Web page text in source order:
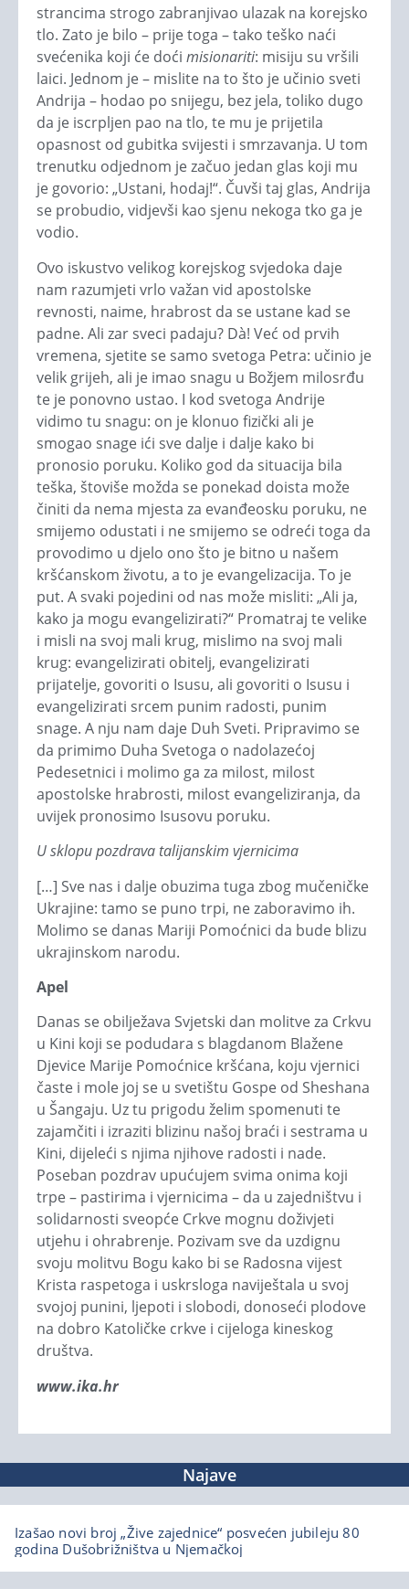
strancima strogo zabranjivao ulazak na korejsko
tlo. Zato je bilo – prije toga – tako teško naći
svećenika koji će doći misionariti: misiju su vršili
laici. Jednom je – mislite na to što je učinio sveti
Andrija – hodao po snijegu, bez jela, toliko dugo
da je iscrpljen pao na tlo, te mu je prijetila
opasnost od gubitka svijesti i smrzavanja. U tom
trenutku odjednom je začuo jedan glas koji mu
je govorio: „Ustani, hodaj!“. Čuvši taj glas, Andrija
se probudio, vidjevši kao sjenu nekoga tko ga je
vodio.
Ovo iskustvo velikog korejskog svjedoka daje
nam razumjeti vrlo važan vid apostolske
revnosti, naime, hrabrost da se ustane kad se
padne. Ali zar sveci padaju? Dà! Već od prvih
vremena, sjetite se samo svetoga Petra: učinio je
velik grijeh, ali je imao snagu u Božjem milosrđu
te je ponovno ustao. I kod svetoga Andrije
vidimo tu snagu: on je klonuo fizički ali je
smogao snage ići sve dalje i dalje kako bi
pronosio poruku. Koliko god da situacija bila
teška, štoviše možda se ponekad doista može
činiti da nema mjesta za evanđeosku poruku, ne
smijemo odustati i ne smijemo se odreći toga da
provodimo u djelo ono što je bitno u našem
kršćanskom životu, a to je evangelizacija. To je
put. A svaki pojedini od nas može misliti: „Ali ja,
kako ja mogu evangelizirati?“ Promatraj te velike
i misli na svoj mali krug, mislimo na svoj mali
krug: evangelizirati obitelj, evangelizirati
prijatelje, govoriti o Isusu, ali govoriti o Isusu i
evangelizirati srcem punim radosti, punim
snage. A nju nam daje Duh Sveti. Pripravimo se
da primimo Duha Svetoga o nadolazećoj
Pedesetnici i molimo ga za milost, milost
apostolske hrabrosti, milost evangeliziranja, da
uvijek pronosimo Isusovu poruku.
U sklopu pozdrava talijanskim vjernicima
[…] Sve nas i dalje obuzima tuga zbog mučeničke
Ukrajine: tamo se puno trpi, ne zaboravimo ih.
Molimo se danas Mariji Pomoćnici da bude blizu
ukrajinskom narodu.
Apel
Danas se obilježava Svjetski dan molitve za Crkvu
u Kini koji se podudara s blagdanom Blažene
Djevice Marije Pomoćnice kršćana, koju vjernici
časte i mole joj se u svetištu Gospe od Sheshana
u Šangaju. Uz tu prigodu želim spomenuti te
zajamčiti i izraziti blizinu našoj braći i sestrama u
Kini, dijeleći s njima njihove radosti i nade.
Poseban pozdrav upućujem svima onima koji
trpe – pastirima i vjernicima – da u zajedništvu i
solidarnosti sveopće Crkve mognu doživjeti
utjehu i ohrabrenje. Pozivam sve da uzdignu
svoju molitvu Bogu kako bi se Radosna vijest
Krista raspetoga i uskrsloga naviještala u svoj
svojoj punini, ljepoti i slobodi, donoseći plodove
na dobro Katoličke crkve i cijeloga kineskog
društva.
www.ika.hr
Najave
Izašao novi broj „Žive zajednice“ posvećen jubileju 80
godina Dušobrižništva u Njemačkoj